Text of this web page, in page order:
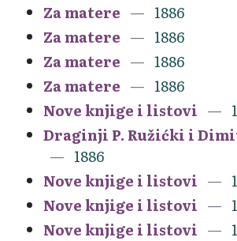
Za matere
1886
Za matere
1886
Za matere
1886
Za matere
1886
Nove knjige i listovi
Draginji P. Ružićki i
1886
Nove knjige i listovi
Nove knjige i listovi
Nove knjige i listovi